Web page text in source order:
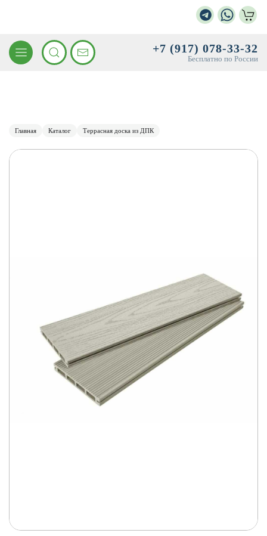
+7 (917) 078-33-32
Бесплатно по России
Главная Каталог Террасная доска из ДПК